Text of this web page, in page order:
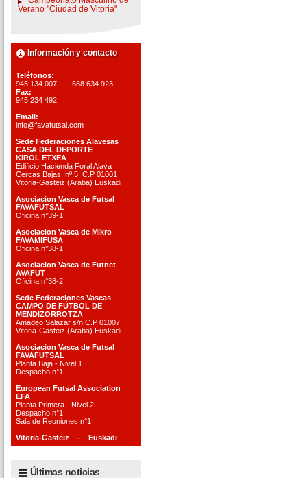
Verano "Ciudad de Vitoria"
Información y contacto
Teléfonos:
945 134 007 - 688 634 923
Fax:
945 234 492
Email:
info@favafutsal.com
Sede Federaciones Alavesas
CASA DEL DEPORTE
KIROL ETXEA
Edificio Hacienda Foral Alava
Cercas Bajas nº 5 C.P 01001
Vitoria-Gasteiz (Araba) Euskadi
Asociacion Vasca de Futsal
FAVAFUTSAL
Oficina n°39-1
Asociacion Vasca de Mikro
FAVAMIFUSA
Oficina n°38-1
Asociacion Vasca de Futnet
AVAFUT
Oficina n°38-2
Sede Federaciones Vascas
CAMPO DE FÚTBOL DE
MENDIZORROTZA
Amadeo Salazar s/n C.P 01007
Vitoria-Gasteiz (Araba) Euskadi
Asociacion Vasca de Futsal
FAVAFUTSAL
Planta Baja - Nivel 1
Despacho n°1
European Futsal Association
EFA
Planta Primera - Nivel 2
Despacho n°1
Sala de Reuniones n°1
Vitoria-Gasteiz - Euskadi
Últimas noticias